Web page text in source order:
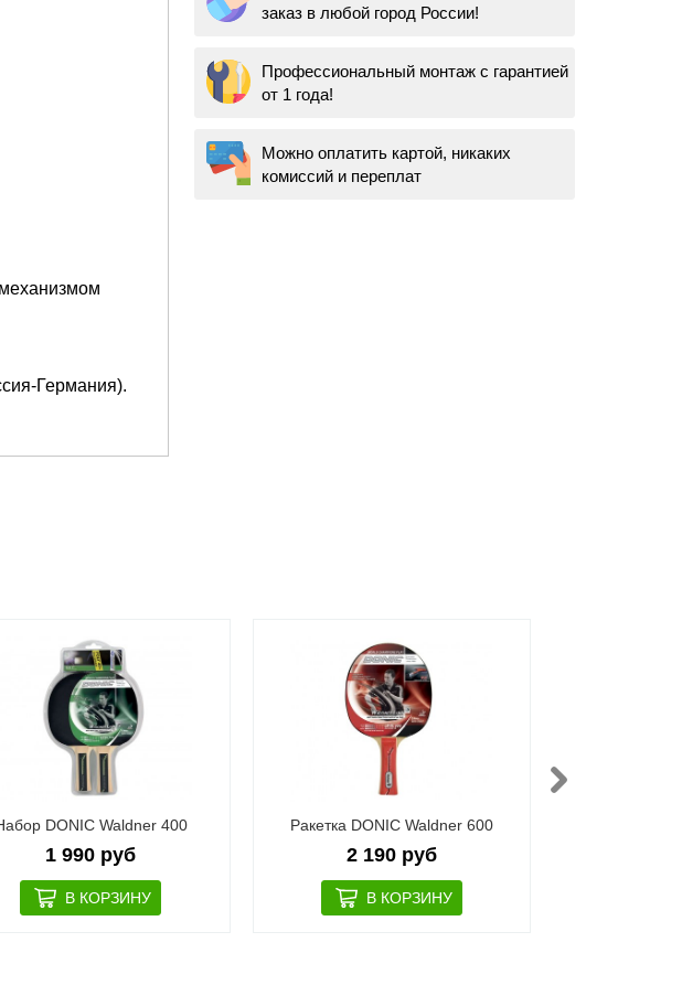
Германия).
заказ в любой город России!
Профессиональный монтаж с гарантией
от 1 года!
Можно оплатить картой, никаких
комиссий и переплат
DONIC Waldner 400
1 990 руб
Ракетка DONIC Waldner 600
2 190 руб